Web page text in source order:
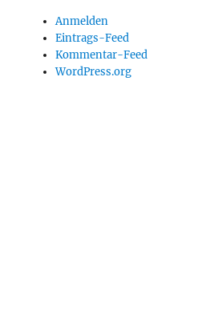
Anmelden
Eintrags-Feed
Kommentar-Feed
WordPress.org